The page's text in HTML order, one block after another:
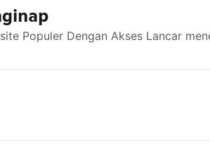
Populer Dengan Akses Lancar